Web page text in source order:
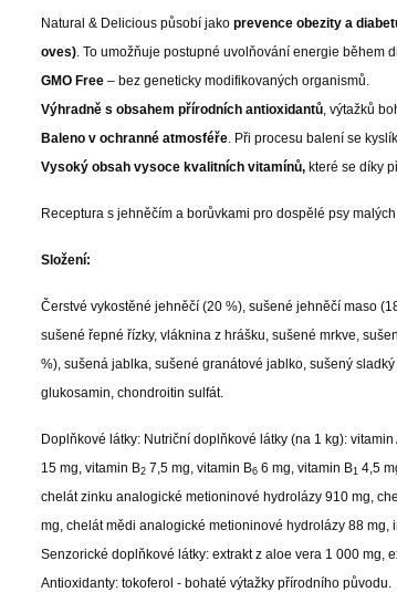
Natural & Delicious působí jako prevence obezity a
oves). To umožňuje postupné uvolňování energie během
GMO Free – bez geneticky modifikovaných organismů.
Výhradně s obsahem přírodních antioxidantů, výtažků
Baleno v ochranné atmosféře. Při procesu balení se
Vysoký obsah vysoce kvalitních vitamínů, které se díky
Receptura s jehněčím a borůvkami pro dospělé psy
Složení:
Čerstvé vykostěné jehněčí (20 %), sušené jehněčí maso
sušené řepné řízky, vláknina z hrášku, sušené mrkve,
%), sušená jablka, sušené granátové jablko, sušený
glukosamin, chondroitin sulfát.
Doplňkové látky: Nutriční doplňkové látky (na 1 kg): vitamin
15 mg, vitamin B2 7,5 mg, vitamin B6 6 mg, vitamin B1 4,5
chelát zinku analogické metioninové hydrolázy 910 mg,
mg, chelát mědi analogické metioninové hydrolázy 88
Senzorické doplňkové látky: extrakt z aloe vera 1 000 mg,
Antioxidanty: tokoferol - bohaté výtažky přírodního původu.